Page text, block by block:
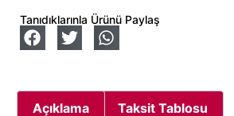
Tanıdıklarınla Ürünü Paylaş
Açıklama Taksit Tablosu